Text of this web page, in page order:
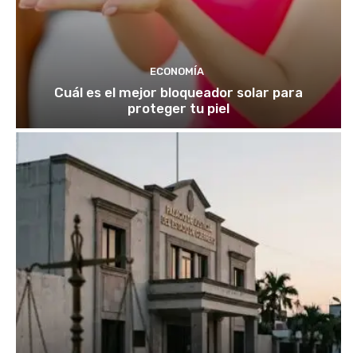
ECONOMÍA
Cuál es el mejor bloqueador solar para
proteger tu piel